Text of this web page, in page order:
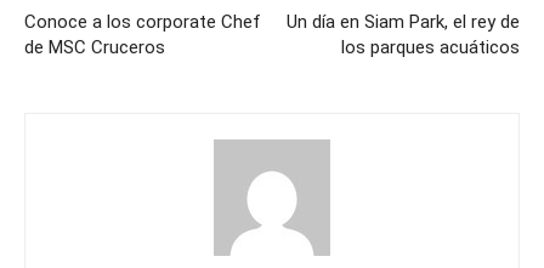
Conoce a los corporate Chef
de MSC Cruceros
Un día en Siam Park, el rey de
los parques acuáticos